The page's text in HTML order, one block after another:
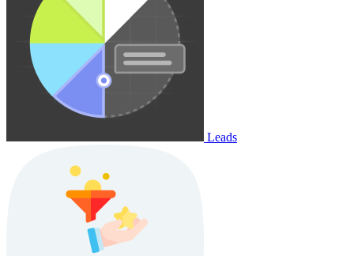
Leads